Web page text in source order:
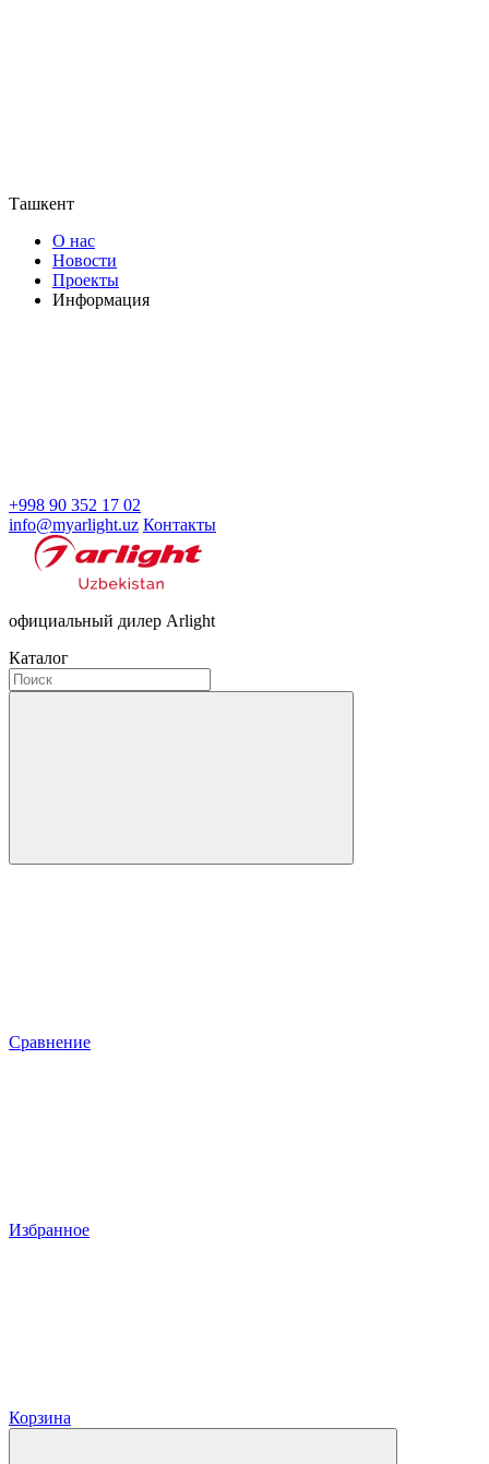
Ташкент
О нас
Новости
Проекты
Информация
+998 90 352 17 02
info@myarlight.uz Контакты
официальный дилер Arlight
Каталог
Сравнение
Избранное
Корзина